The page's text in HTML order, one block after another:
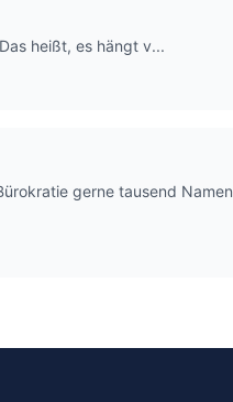
heißt, es hängt v...
gerne tausend Namen